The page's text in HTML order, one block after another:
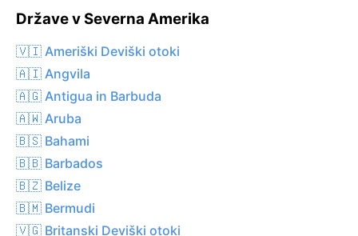
Države v Severna Amerika
🇻🇮 Ameriški Deviški otoki
🇦🇮 Angvila
🇦🇬 Antigua in Barbuda
🇦🇼 Aruba
🇧🇸 Bahami
🇧🇧 Barbados
🇧🇿 Belize
🇧🇲 Bermudi
🇻🇬 Britanski Deviški otoki